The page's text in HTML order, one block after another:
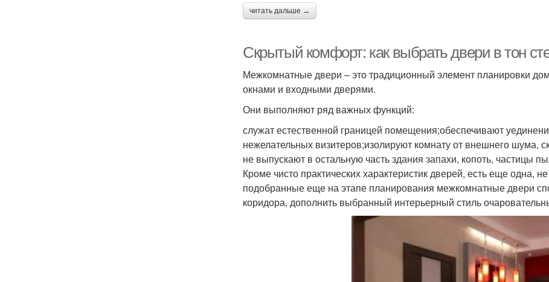
читать дальше →
Скрытый комфорт: как выбрать двери в тон
Межкомнатные двери – это традиционный элемент планировки
окнами и входными дверями.
Они выполняют ряд важных функций:
служат естественной границей помещения;обеспечивают
нежелательных визитеров;изолируют комнату от внешнего шума,
не выпускают в остальную часть здания запахи, копоть, частицы
Кроме чисто практических характеристик дверей, есть еще одна,
подобранные еще на этапе планирования межкомнатные двери
коридора, дополнить выбранный интерьерный стиль